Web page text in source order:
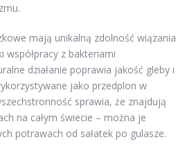
mają unikalną zdolność wiązania
współpracy z bakteriami
działanie poprawia jakość gleby i
jako przedplon w
sprawia, że znajdują
na całym świecie – można je
potrawach od sałatek po gulasze.